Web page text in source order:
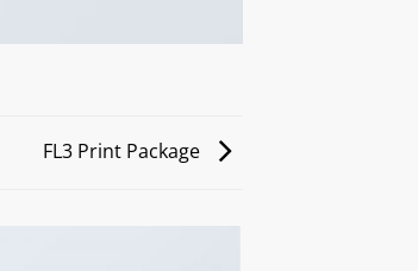
FL3 Print Package